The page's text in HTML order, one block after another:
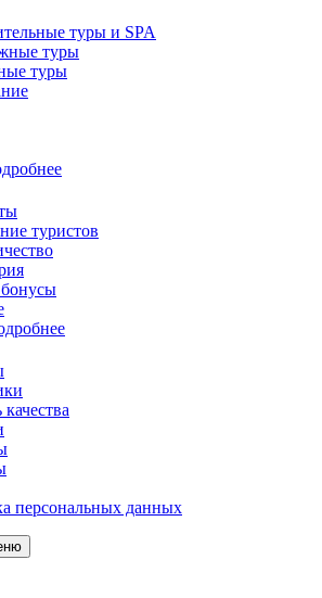
туры и SPA
туры
туры
туристов
персональных данных